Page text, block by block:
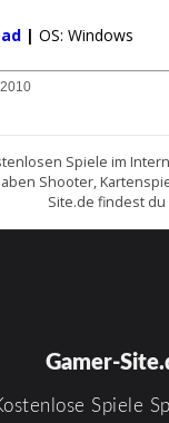
| OS: Windows
Spiele im
Shooter,
Site.de findest
Gamer-
Spiele